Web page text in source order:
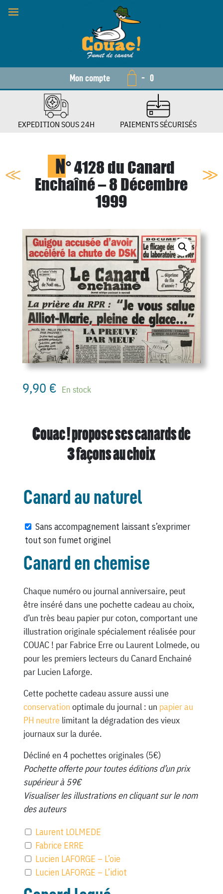
Mon compte - 0
EXPEDITION SOUS 24H PAIEMENTS SÉCURISÉS
N° 4128 du Canard
Enchaîné – 8 Décembre
1999
9,90 € En stock
Couac ! propose ses canards de
3 façons au choix
Canard au naturel
Sans accompagnement laissant s’exprimer
tout son fumet originel
Canard en chemise
Chaque numéro ou journal anniversaire, peut
être inséré dans une pochette cadeau au choix,
d’un très beau papier pur coton, comportant une
illustration originale spécialement réalisée pour
COUAC ! par Fabrice Erre ou Laurent Lolmede, ou
pour les premiers lecteurs du Canard Enchainé
par Lucien Laforge.
Cette pochette cadeau assure aussi une
conservation optimale du journal : un papier au
PH neutrelimitant la dégradation des vieux
journaux sur la durée.
Décliné en 4 pochettes originales (5€)
Pochette offerte pour toutes éditions d’un prix
supérieur à 59€
Visualiser les illustrations en cliquant sur le nom
des auteurs
Laurent LOLMEDE
Fabrice ERRE
Lucien LAFORGE – L’oie
Lucien LAFORGE – L’idiot